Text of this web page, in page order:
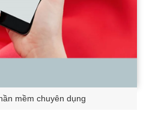
mềm chuyên dụng